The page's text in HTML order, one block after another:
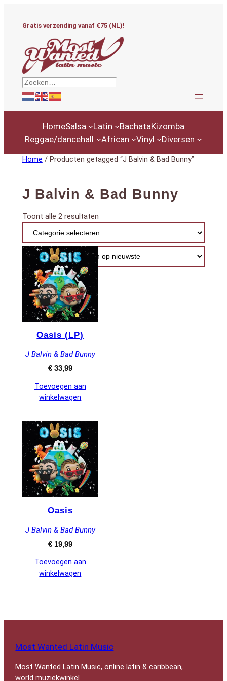
Gratis verzending vanaf €75 (NL)!
Zoeken
HomeSalsa Latin BachataKizomba
Reggae/dancehall
African Vinyl Diversen
Home / Producten getagged “J Balvin & Bad Bunny”
J Balvin & Bad Bunny
Toont alle 2 resultatenGesorteerd
nieuwste
Oasis (LP)
J Balvin & Bad Bunny
€33,99
Toevoegen aan
winkelwagen
Oasis
J Balvin & Bad Bunny
€19,99
Toevoegen aan
winkelwagen
Most Wanted Latin Music
Most Wanted Latin Music, online latin & caribbean,
world muziekwinkel